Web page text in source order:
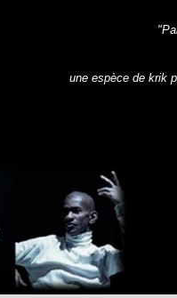
une espèce de krik